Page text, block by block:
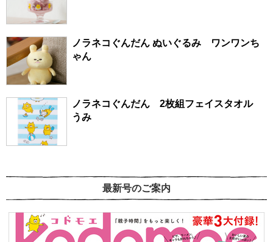
ノラネコぐんだん ぬいぐるみ ワンワンち
ゃん
ノラネコぐんだん 2枚組フェイスタオル
うみ
最新号のご案内